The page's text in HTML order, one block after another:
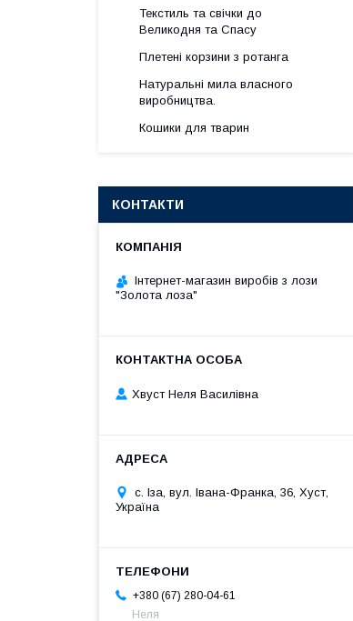
Текстиль та свічки до
Великодня та Спасу
Плетені корзини з ротанга
Натуральні мила власного
виробництва.
Кошики для тварин
КОНТАКТИ
Інтернет-магазин виробів з лози
"Золота лоза"
Хвуст Неля Василівна
с. Іза, вул. Івана-Франка, 36, Хуст,
Україна
+380 (67) 280-04-61
Неля